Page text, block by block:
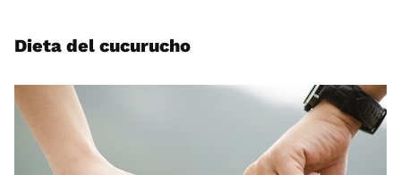
Dieta del cucurucho